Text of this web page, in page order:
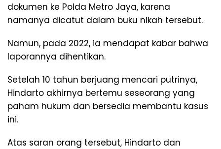
dokumen ke Polda Metro Jaya, karena
namanya dicatut dalam buku nikah tersebut.
Namun, pada 2022, ia mendapat kabar bahwa
laporannya dihentikan.
Setelah 10 tahun berjuang mencari putrinya,
Hindarto akhirnya bertemu seseorang yang
paham hukum dan bersedia membantu kasus
ini.
Atas saran orang tersebut, Hindarto dan